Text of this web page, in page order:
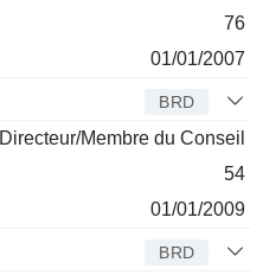
76
01/01/2007
BRD
Directeur/Membre du Conseil
54
01/01/2009
BRD